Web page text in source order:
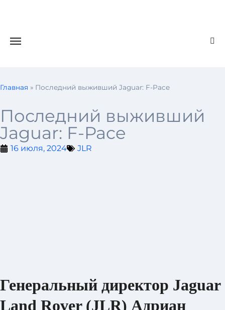
Главная » Последний выживший Jaguar: F-Pace
Последний выживший
Jaguar: F-Pace
16 июля, 2024 JLR
Генеральный директор Jaguar
Land Rover (JLR) Адриан